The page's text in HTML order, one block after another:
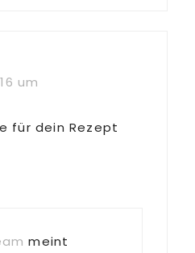
um
für dein Rezept
meint